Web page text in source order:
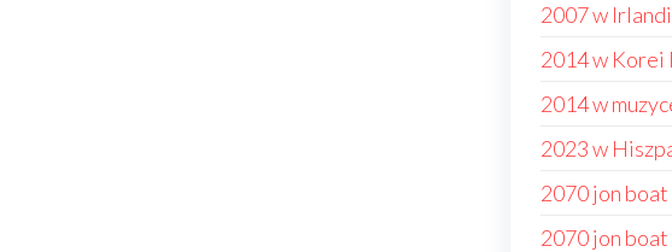
2007 w
2014 w Korei
2014 w
2023 w
2070 jon
2070 jon boat